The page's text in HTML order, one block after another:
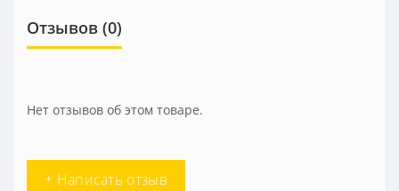
Отзывов (0)
Нет отзывов об этом товаре.
+ Написать отзыв